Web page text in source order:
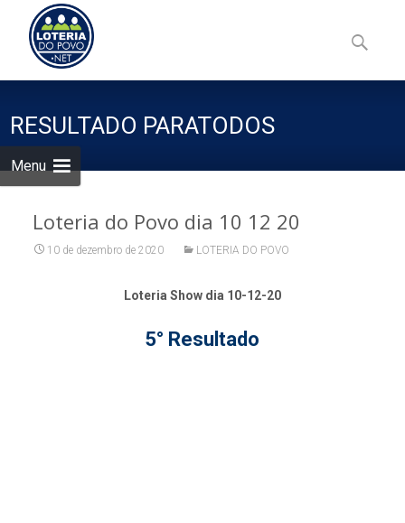
Menu
to
content
por:
RESULTADO PARATODOS
Loteria do Povo dia 10 12 20
10 de dezembro de 2020 LOTERIA DO POVO
Loteria Show dia 10-12-20
5° Resultado